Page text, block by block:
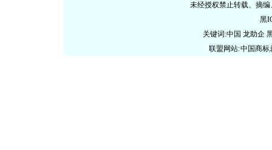
未经授权禁止转载、摘
黑
关键词:中国 龙助企
联盟网站:中国商标